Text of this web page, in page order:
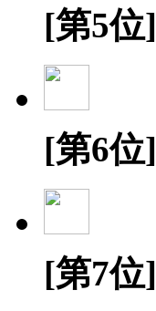
[第5位]
[第6位]
[第7位]